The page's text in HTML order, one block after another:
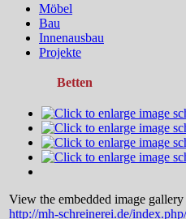
Möbel
Bau
Innenausbau
Projekte
Betten
View the embedded image
http://mh-schreinerei.de/